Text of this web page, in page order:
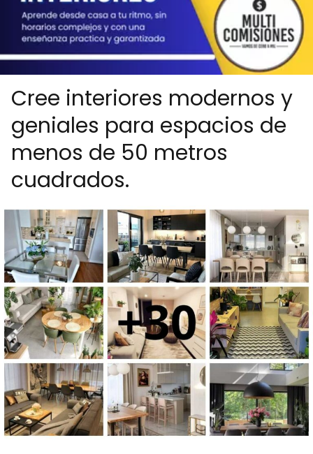
Cree interiores modernos y
geniales para espacios de
menos de 50 metros
cuadrados.